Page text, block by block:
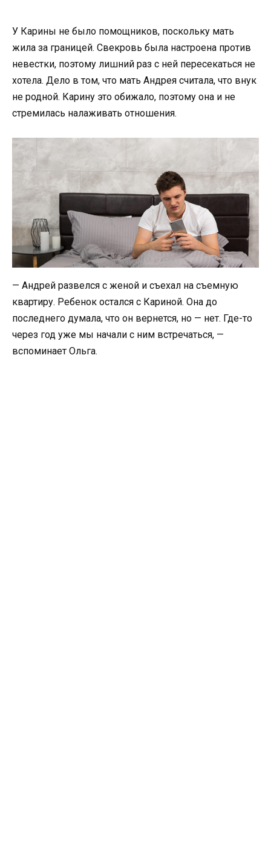
У Карины не было помощников, поскольку мать
жила за границей. Свекровь была настроена против
невестки, поэтому лишний раз с ней пересекаться не
хотела. Дело в том, что мать Андрея считала, что внук
не родной. Карину это обижало, поэтому она и не
стремилась налаживать отношения.
— Андрей развелся с женой и съехал на съемную
квартиру. Ребенок остался с Кариной. Она до
последнего думала, что он вернется, но — нет. Где-то
через год уже мы начали с ним встречаться, —
вспоминает Ольга.